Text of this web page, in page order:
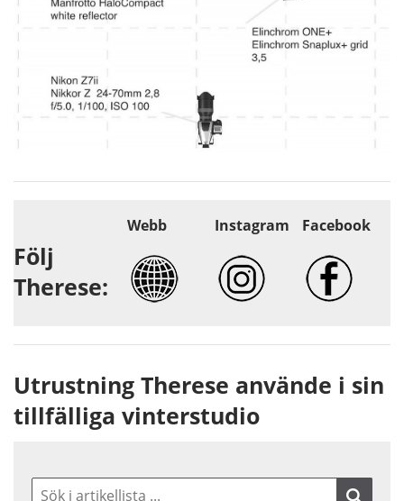
Följ
Therese:
Webb Instagram Facebook
Utrustning Therese använde i sin
tillfälliga vinterstudio